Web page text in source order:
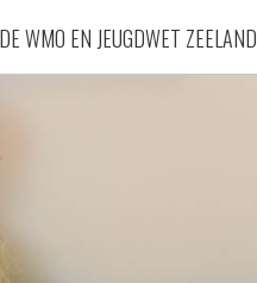
WMO EN JEUGDWET ZEELAND